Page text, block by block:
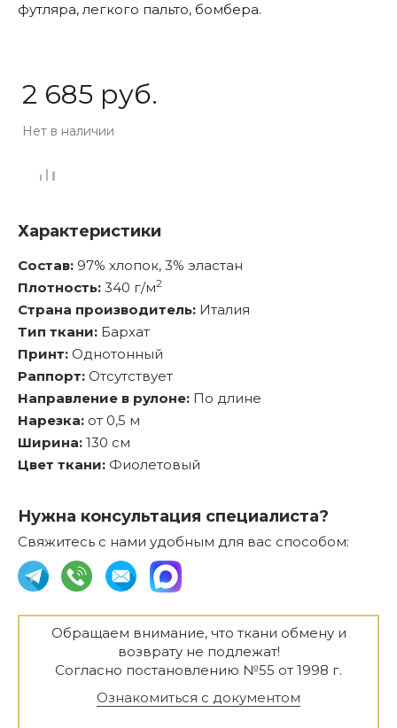
футляра, легкого пальто, бомбера.
2 685 руб.
Нет в наличии
Характеристики
Состав: 97% хлопок, 3% эластан
Плотность: 340 г/м2
Страна производитель: Италия
Тип ткани: Бархат
Принт: Однотонный
Раппорт: Отсутствует
Направление в рулоне: По длине
Нарезка: от 0,5 м
Ширина: 130 см
Цвет ткани: Фиолетовый
Нужна консультация специалиста?
Свяжитесь с нами удобным для вас способом:
Обращаем внимание, что ткани обмену и
возврату не подлежат!
Согласно постановлению №55 от 1998 г.
Ознакомиться с документом